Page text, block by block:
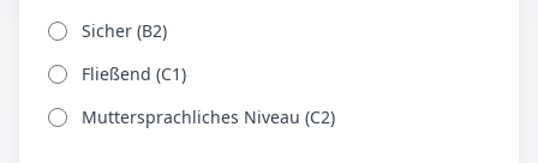
Sicher (B2)
Fließend (C1)
Muttersprachliches Niveau (C2)